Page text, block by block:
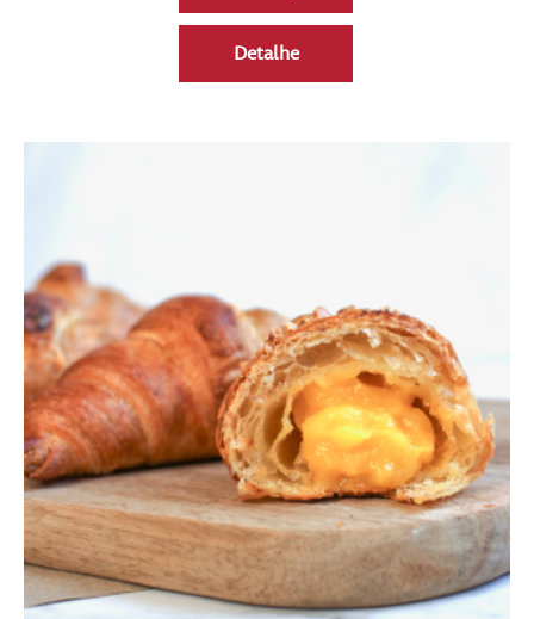
Detalhe